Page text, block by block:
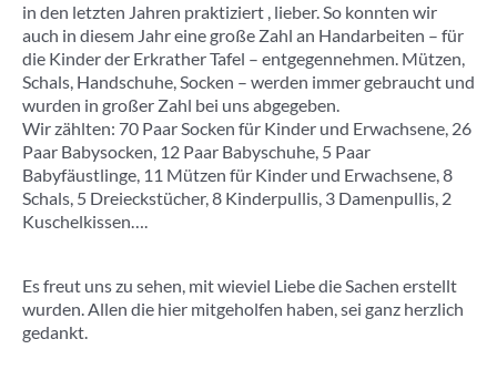
in den letzten Jahren praktiziert , lieber. So konnten wir
auch in diesem Jahr eine große Zahl an Handarbeiten – für
die Kinder der Erkrather Tafel – entgegennehmen. Mützen,
Schals, Handschuhe, Socken – werden immer gebraucht und
wurden in großer Zahl bei uns abgegeben.
Wir zählten: 70 Paar Socken für Kinder und Erwachsene, 26
Paar Babysocken, 12 Paar Babyschuhe, 5 Paar
Babyfäustlinge, 11 Mützen für Kinder und Erwachsene, 8
Schals, 5 Dreieckstücher, 8 Kinderpullis, 3 Damenpullis, 2
Kuschelkissen….
Es freut uns zu sehen, mit wieviel Liebe die Sachen erstellt
wurden. Allen die hier mitgeholfen haben, sei ganz herzlich
gedankt.